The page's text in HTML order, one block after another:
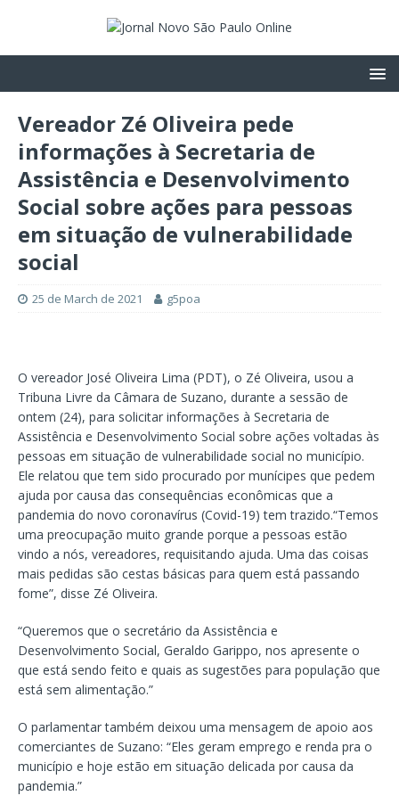
Vereador Zé Oliveira pede
informações à Secretaria de
Assistência e Desenvolvimento
Social sobre ações para pessoas
em situação de vulnerabilidade
social
25 de March de 2021 g5poa
O vereador José Oliveira Lima (PDT), o Zé Oliveira, usou a
Tribuna Livre da Câmara de Suzano, durante a sessão de
ontem (24), para solicitar informações à Secretaria de
Assistência e Desenvolvimento Social sobre ações voltadas às
pessoas em situação de vulnerabilidade social no município.
Ele relatou que tem sido procurado por munícipes que pedem
ajuda por causa das consequências econômicas que a
pandemia do novo coronavírus (Covid-19) tem trazido.“Temos
uma preocupação muito grande porque a pessoas estão
vindo a nós, vereadores, requisitando ajuda. Uma das coisas
mais pedidas são cestas básicas para quem está passando
fome”, disse Zé Oliveira.
“Queremos que o secretário da Assistência e
Desenvolvimento Social, Geraldo Garippo, nos apresente o
que está sendo feito e quais as sugestões para população que
está sem alimentação.”
O parlamentar também deixou uma mensagem de apoio aos
comerciantes de Suzano: “Eles geram emprego e renda pra o
município e hoje estão em situação delicada por causa da
pandemia.”